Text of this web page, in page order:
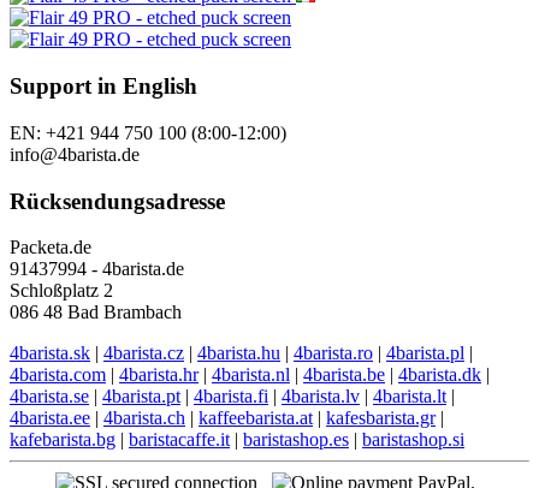
Support in English
EN: +421 944 750 100 (8:00-12:00)
info@4barista.de
Rücksendungsadresse
Packeta.de
91437994 - 4barista.de
Schloßplatz 2
086 48 Bad Brambach
4barista.sk | 4barista.cz | 4barista.hu | 4barista.ro | 4barista.pl |
4barista.com | 4barista.hr| 4barista.nl | 4barista.be | 4barista.dk |
4barista.se | 4barista.pt | 4barista.fi | 4barista.lv | 4barista.lt |
4barista.ee | 4barista.ch | kaffeebarista.at | kafesbarista.gr|
kafebarista.bg | baristacaffe.it | baristashop.es | baristashop.si